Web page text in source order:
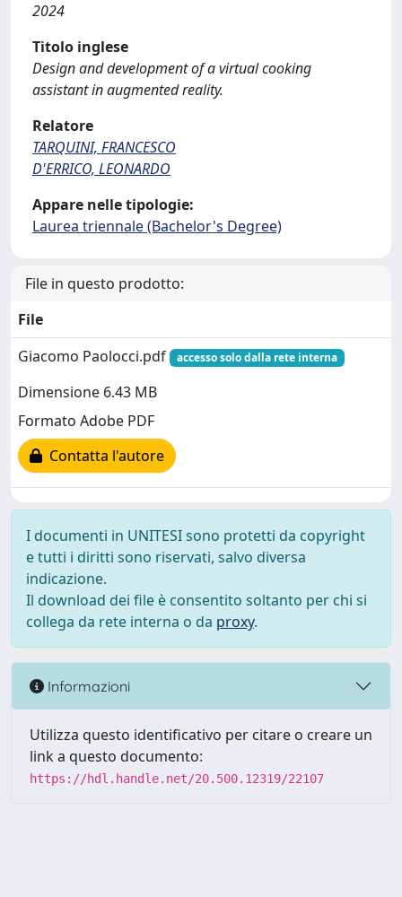
2024
Titolo inglese
Design and development of a virtual cooking
assistant in augmented reality.
Relatore
TARQUINI, FRANCESCO
D'ERRICO, LEONARDO
Appare nelle tipologie:
Laurea triennale (Bachelor's Degree)
File in questo prodotto:
File
Giacomo Paolocci.pdf
accesso solo dalla rete interna
Dimensione 6.43 MB
Formato Adobe PDF
Contatta l'autore
I documenti in UNITESI sono protetti da copyright
e tutti i diritti sono riservati, salvo diversa
indicazione.
Il download dei file è consentito soltanto per chi si
collega da rete interna o da proxy.
Informazioni
Utilizza questo identificativo per citare o creare un
link a questo documento:
https://hdl.handle.net/20.500.12319/22107